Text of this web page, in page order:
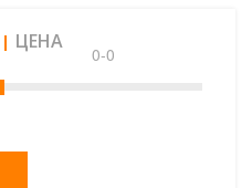
ЦЕНА
0-0